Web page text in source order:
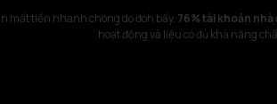
mất tiền nhanh chóng do đòn bẩy. 76% tài khoản nhà
hoạt động và liệu có đủ khả năng